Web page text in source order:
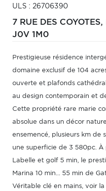
ULS : 26706390
7 RUE DES COYOTES,
J0V 1M0
Prestigieuse résidence
domaine exclusif de 104
ouverte et plafonds
au design contemporain et
Cette propriété rare marie
absolue dans un décor
ensemencé, plusieurs km de
une superficie de 3 580pc.
Labelle et golf 5 min, le
Marina 10 min... 55 min de
Véritable clé en mains, voir